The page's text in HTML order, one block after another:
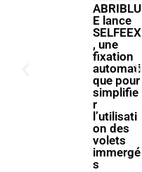
ABRIBLU
E lance
SELFEEX
, une
fixation
automati
que pour
simplifie
r
l’utilisati
on des
volets
immergé
s